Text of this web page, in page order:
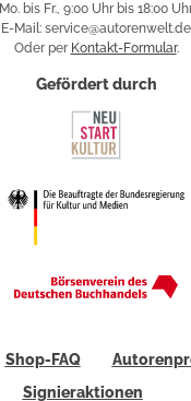
Mo. bis Fr., 9:00 Uhr bis 18:00
E-Mail: service@autorenwelt.de
Oder per Kontakt-Formular.
Gefördert durch
Shop-FAQ
Signieraktionen